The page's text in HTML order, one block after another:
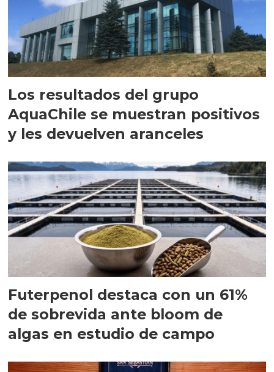
Los resultados del grupo
AquaChile se muestran positivos
y les devuelven aranceles
Futerpenol destaca con un 61%
de sobrevida ante bloom de
algas en estudio de campo